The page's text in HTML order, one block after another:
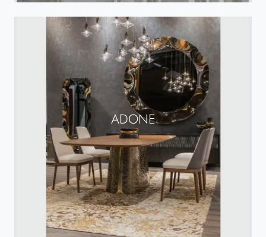
ADONE